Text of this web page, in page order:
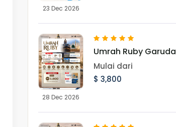
23 Dec 2026
28 Dec 2026
Umrah Ruby Garuda
Landing Jeddah 28
Desember 2026
Mulai dari
$ 3,800